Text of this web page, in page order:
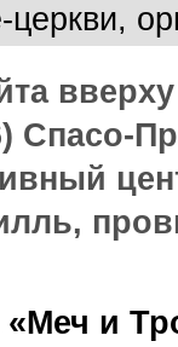
Спасо-
«Меч и